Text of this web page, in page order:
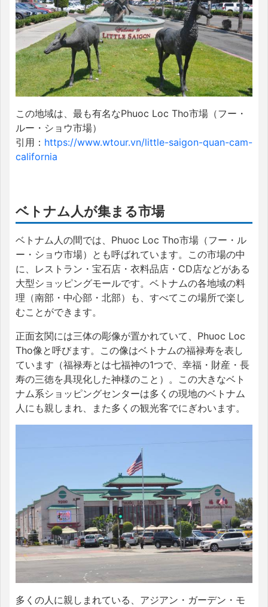
この地域は、最も有名なPhuoc Loc Tho市場（フー・
ルー・ショウ市場）
引用： https://www.wtour.vn/little-saigon-quan-cam-
california
ベトナム人が集まる市場
ベトナム人の間では、Phuoc Loc Tho市場（フー・ル
ー・ショウ市場）とも呼ばれています。この市場の中
に、レストラン・宝石店・衣料品店・CD店などがある
大型ショッピングモールです。ベトナムの各地域の料
理（南部・中心部・北部）も、すべてこの場所で楽し
むことができます。
正面玄関には三体の彫像が置かれていて、Phuoc Loc
Tho像と呼びます。この像はベトナムの福禄寿を表し
ています（福禄寿とは七福神の1つで、幸福・財産・長
寿の三徳を具現化した神様のこと）。この大きなベト
ナム系ショッピングセンターは多くの現地のベトナム
人にも親しまれ、また多くの観光客でにぎわいます。
多くの人に親しまれている、アジアン・ガーデン・モ